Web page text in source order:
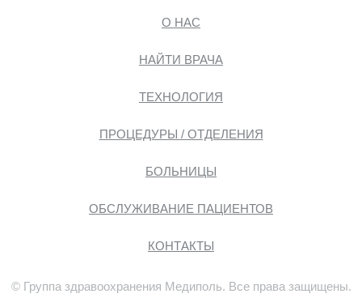
О НАС
НАЙТИ ВРАЧА
ТЕХНОЛОГИЯ
ПРОЦЕДУРЫ / ОТДЕЛЕНИЯ
БОЛЬНИЦЫ
ОБСЛУЖИВАНИЕ ПАЦИЕНТОВ
КОНТАКТЫ
© Группа здравоохранения Медиполь. Все права защищены.